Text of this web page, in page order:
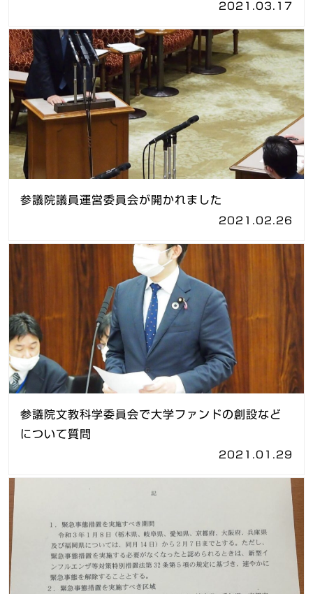
2021.03.17
参議院議員運営委員会が開かれました
2021.02.26
参議院文教科学委員会で大学ファンドの創設など
について質問
2021.01.29